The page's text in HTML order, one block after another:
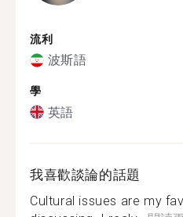
流利
波斯語
學
英語
我喜歡談論的話題
Cultural issues are my